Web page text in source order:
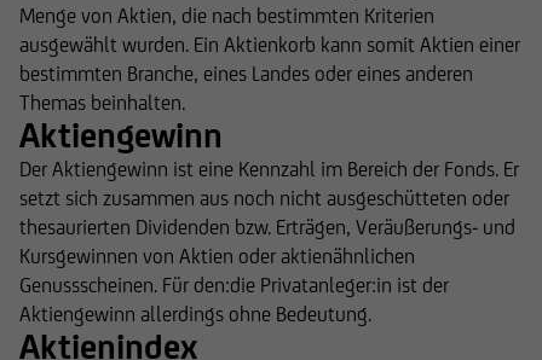
Menge von Aktien, die nach bestimmten Kriterien
ausgewählt wurden. Ein Aktienkorb kann somit Aktien einer
bestimmten Branche, eines Landes oder eines anderen
Themas beinhalten.
Aktiengewinn
Der Aktiengewinn ist eine Kennzahl im Bereich der Fonds. Er
setzt sich zusammen aus noch nicht ausgeschütteten oder
thesaurierten Dividenden bzw. Erträgen, Veräußerungs- und
Kursgewinnen von Aktien oder aktienähnlichen
Genussscheinen. Für den:die Privatanleger:in ist der
Aktiengewinn allerdings ohne Bedeutung.
Aktienindex